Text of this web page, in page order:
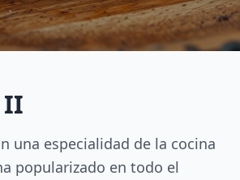
II
una especialidad de la cocina
popularizado en todo el